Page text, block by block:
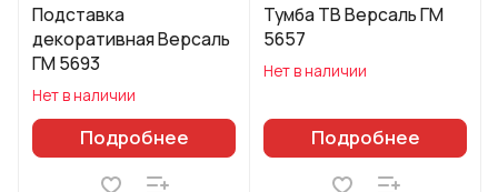
Подставка
декоративная Версаль
ГМ 5693
Нет в наличии
Подробнее
Тумба ТВ Версаль ГМ
5657
Нет в наличии
Подробнее